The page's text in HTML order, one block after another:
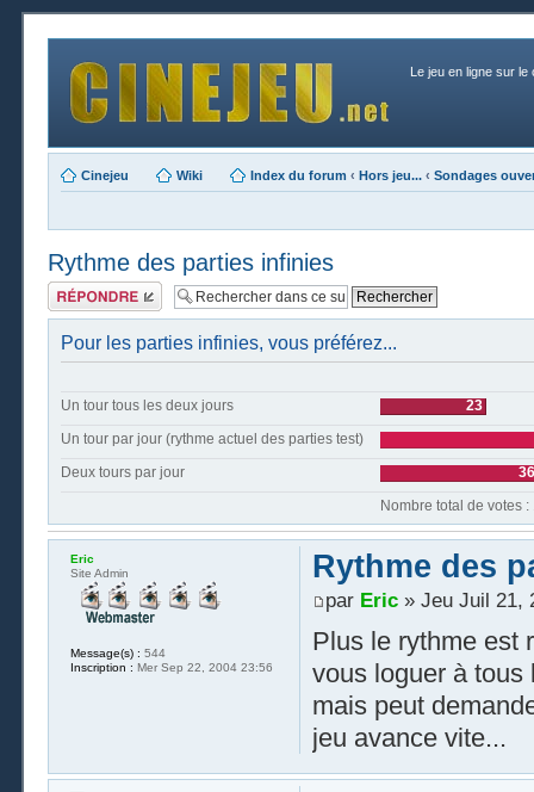
Le jeu en ligne sur le
Cinejeu Wiki Index du forum ‹ Hors jeu... ‹ Sondages
Rythme des parties infinies
Publier une
réponse
Pour les parties infinies, vous préférez...
Un tour tous les deux jours
23
Un tour par jour (rythme actuel des parties test)
Deux tours par jour
36
Rythme des
par Eric» Jeu Juil 21,
Plus le rythme est
vous loguer à tous
mais peut
jeu avance vite...
Eric
Site Admin
Message(s) : 544
Inscription : Mer Sep 22, 2004 23:56